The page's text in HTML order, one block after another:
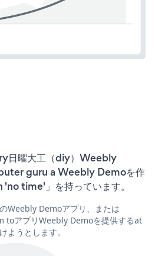
日曜大工（diy）Weebly
guru a Weebly Demoを作
'no time'」を持っています。
Weebly Demoアプリ、または
アプリWeebly Demoを提供するat
うとします。